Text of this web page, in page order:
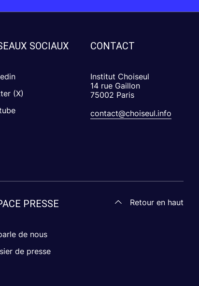
SOCIAUX
(X)
CONTACT
Institut Choiseul
14 rue Gaillon
75002 Paris
contact@choiseul.info
PRESSE
de nous
de presse
Retour en haut